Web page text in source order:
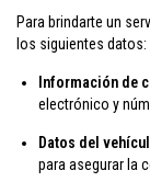
Para brindarte un
los siguientes datos:
Información de
electrónico y
Datos del
para asegurar la